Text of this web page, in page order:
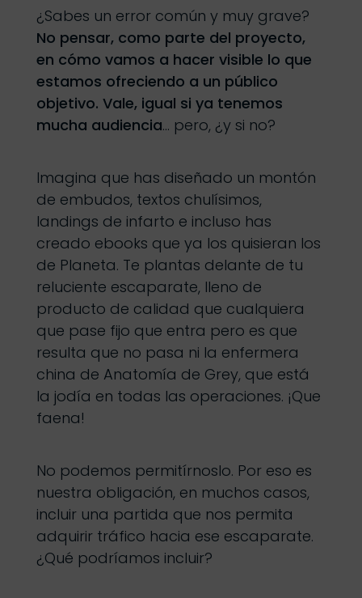
¿Sabes un error común y muy grave?
No pensar, como parte del proyecto,
en cómo vamos a hacer visible lo que
estamos ofreciendo a un público
objetivo. Vale, igual si ya tenemos
mucha audiencia… pero, ¿y si no?
Imagina que has diseñado un montón
de embudos, textos chulísimos,
landings de infarto e incluso has
creado ebooks que ya los quisieran los
de Planeta. Te plantas delante de tu
reluciente escaparate, lleno de
producto de calidad que cualquiera
que pase fijo que entra pero es que
resulta que no pasa ni la enfermera
china de Anatomía de Grey, que está
la jodía en todas las operaciones. ¡Que
faena!
No podemos permitírnoslo. Por eso es
nuestra obligación, en muchos casos,
incluir una partida que nos permita
adquirir tráfico hacia ese escaparate.
¿Qué podríamos incluir?